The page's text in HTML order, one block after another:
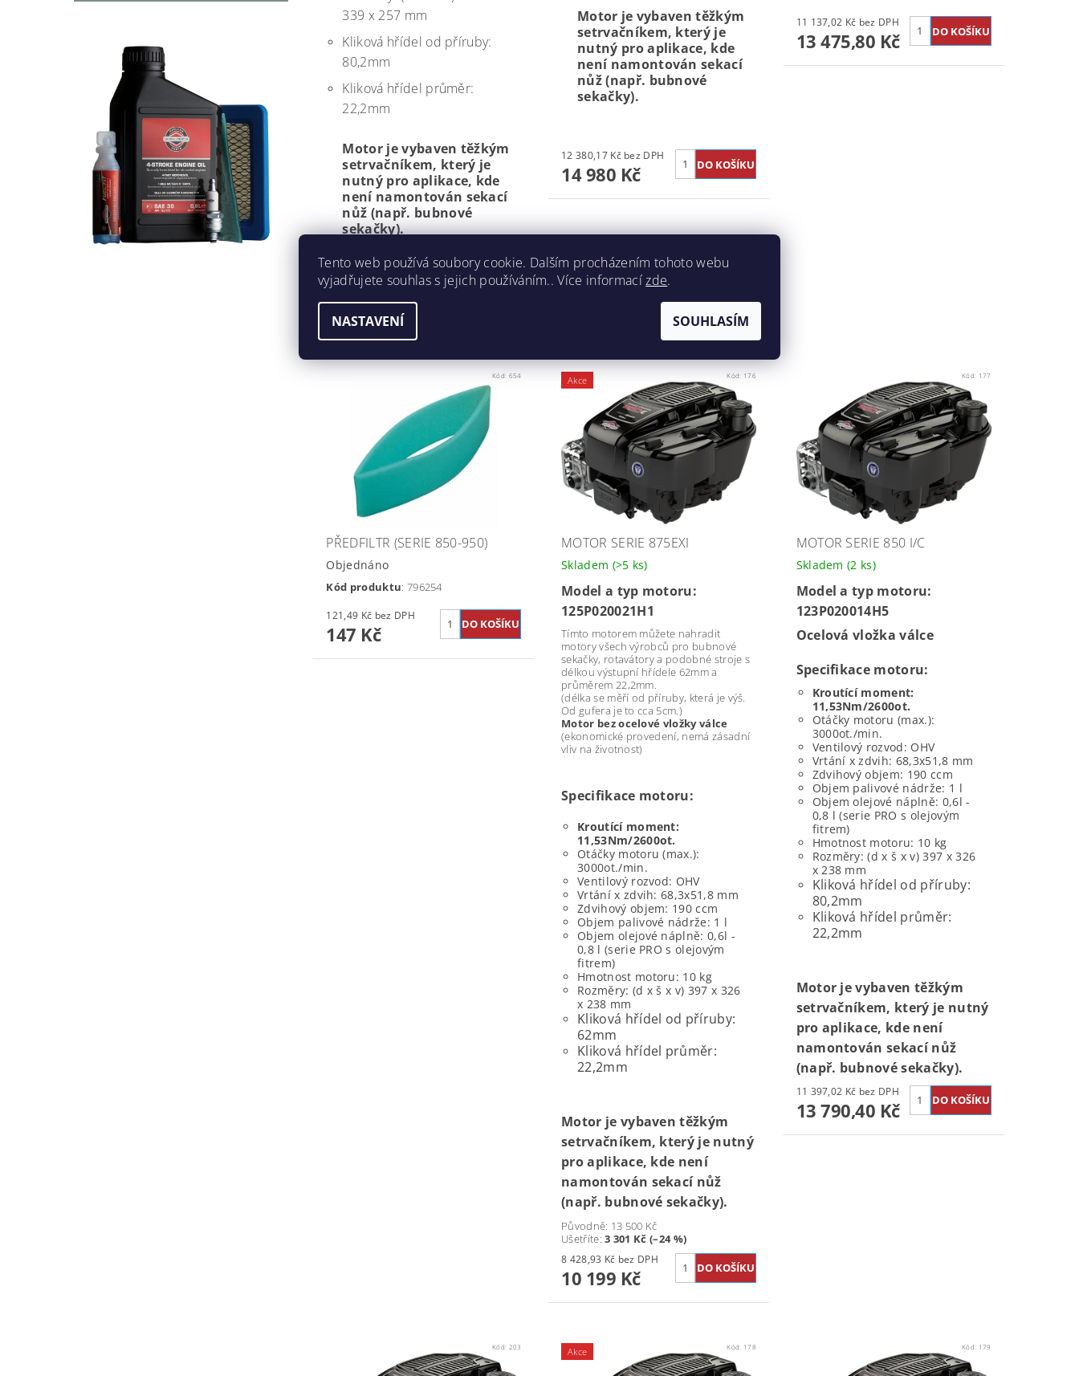
339 x 257 mm
Kliková hřídel od příruby:
80,2mm
Kliková hřídel průměr:
22,2mm
Motor je vybaven těžkým
setrvačníkem, který je
nutný pro aplikace, kde
není namontován sekací
nůž (např. bubnové
sekačky).
13 361,98 Kč bez DPH
16 168 Kč
Motor je vybaven těžkým
setrvačníkem, který je
nutný pro aplikace, kde
není namontován sekací
nůž (např. bubnové
sekačky).
12 380,17 Kč bez DPH
14 980 Kč
11 137,02 Kč bez DPH
13 475,80 Kč
Kód: 654
PŘEDFILTR (SERIE 850-950)
Objednáno
Kód produktu: 796254
121,49 Kč bez DPH
147 Kč
Akce Kód: 176
MOTOR SERIE 875EXI
Skladem (>5 ks)
Model a typ motoru:
125P020021H1
Tímto motorem můžete nahradit
motory všech výrobců pro bubnové
sekačky, rotavátory a podobné stroje s
délkou výstupní hřídele 62mm a
průměrem 22,2mm.
(délka se měří od příruby, která je výš.
Od gufera je to cca 5cm.)
Motor bez ocelové vložky válce
(ekonomické provedení, nemá zásadní
vliv na životnost)
Specifikace motoru:
Kroutící moment:
11,53Nm/2600ot.
Otáčky motoru (max.):
3000ot./min.
Ventilový rozvod: OHV
Vrtání x zdvih: 68,3x51,8 mm
Zdvihový objem: 190 ccm
Objem palivové nádrže: 1 l
Objem olejové náplně: 0,6l -
0,8 l (serie PRO s olejovým
fitrem)
Hmotnost motoru: 10 kg
Rozměry: (d x š x v) 397 x 326
x 238 mm
Kliková hřídel od příruby:
62mm
Kliková hřídel průměr:
22,2mm
Motor je vybaven těžkým
setrvačníkem, který je nutný
pro aplikace, kde není
namontován sekací nůž
(např. bubnové sekačky).
Původně: 13 500 Kč
Ušetříte:3 301 Kč (–24 %)
8 428,93 Kč bez DPH
10 199 Kč
Kód: 177
MOTOR SERIE 850 I/C
Skladem(2 ks)
Model a typ motoru:
123P020014H5
Ocelová vložka válce
Specifikace motoru:
Kroutící moment:
11,53Nm/2600ot.
Otáčky motoru (max.):
3000ot./min.
Ventilový rozvod: OHV
Vrtání x zdvih: 68,3x51,8 mm
Zdvihový objem: 190 ccm
Objem palivové nádrže: 1 l
Objem olejové náplně: 0,6l -
0,8 l (serie PRO s olejovým
fitrem)
Hmotnost motoru: 10 kg
Rozměry: (d x š x v) 397 x 326
x 238 mm
Kliková hřídel od příruby:
80,2mm
Kliková hřídel průměr:
22,2mm
Motor je vybaven těžkým
setrvačníkem, který je nutný
pro aplikace, kde není
namontován sekací nůž
(např. bubnové sekačky).
11 397,02 Kč bez DPH
13 790,40 Kč
Kód: 203 Akce Kód: 178 Kód: 179
Tento web používá soubory cookie. Dalším procházením tohoto webu
vyjadřujete souhlas s jejich používáním.. Více informacízde.
NASTAVENÍ SOUHLASÍM